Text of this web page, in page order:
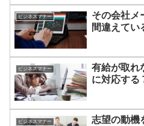
ビジネスマナー
その会社メ
間違えてい
ビジネスマナー
有給が取れ
に対応する
ビジネスマナー
志望の動機